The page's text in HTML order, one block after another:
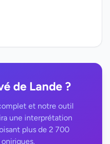
de Lande ?
et notre outil
une interprétation
plus de 2 700